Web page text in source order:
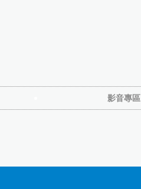
影音專區